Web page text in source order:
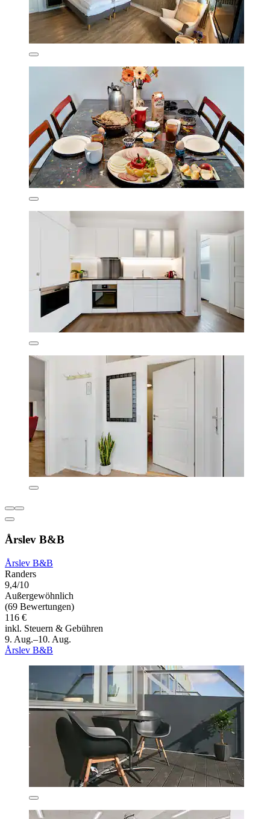
Årslev B&B
Årslev B&B
Randers
9,4/10
Außergewöhnlich
(69 Bewertungen)
116 €
inkl. Steuern & Gebühren
9. Aug.–10. Aug.
Årslev B&B